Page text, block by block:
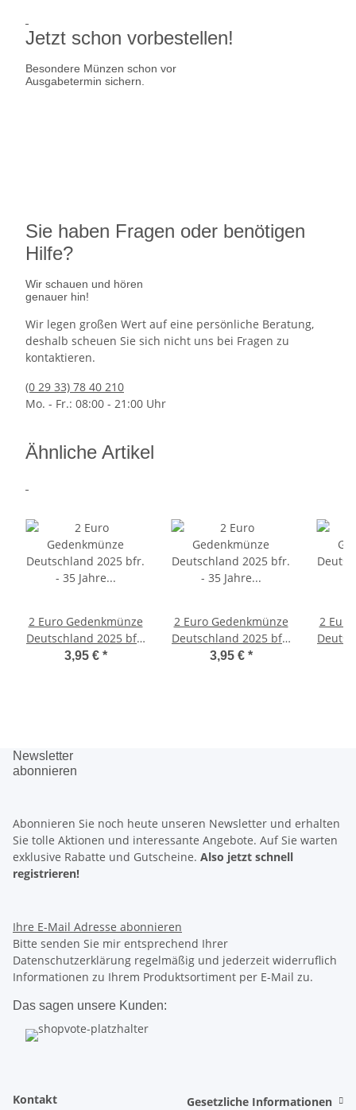
Jetzt schon vorbestellen!
Besondere Münzen schon vor
Ausgabetermin sichern.
Sie haben Fragen oder benötigen
Hilfe?
Wir schauen und hören
genauer hin!
Wir legen großen Wert auf eine persönliche Beratung,
deshalb scheuen Sie sich nicht uns bei Fragen zu
kontaktieren.
(0 29 33) 78 40 210
Mo. - Fr.: 08:00 - 21:00 Uhr
Ähnliche Artikel
2 Euro Gedenkmünze
Deutschland 2025 bfr.
- 35 Jahre Einheit (F)
3,95 € *
2 Euro Gedenkmünze
Deutschland 2025 bfr.
- 35 Jahre Einheit (G)
3,95 € *
2
Newsletter
abonnieren
Abonnieren Sie noch heute unseren Newsletter und erhalten
Sie tolle Aktionen und interessante Angebote. Auf Sie warten
exklusive Rabatte und Gutscheine. Also jetzt schnell
registrieren!
Ihre E-Mail Adresse abonnieren
Bitte senden Sie mir entsprechend Ihrer
Datenschutzerklärung regelmäßig und jederzeit widerruflich
Informationen zu Ihrem Produktsortiment per E-Mail zu.
Das sagen unsere Kunden:
Kontakt Gesetzliche Informationen